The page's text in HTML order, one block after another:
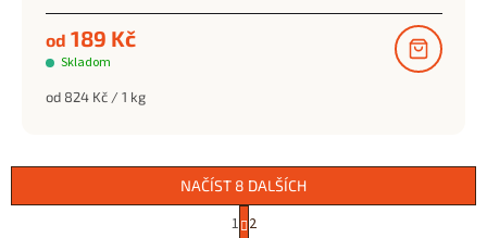
Skladom
od 189 Kč
Měrná
od 824 Kč / 1 kg
NAČÍST 8 DALŠÍCH
S
t
1 2